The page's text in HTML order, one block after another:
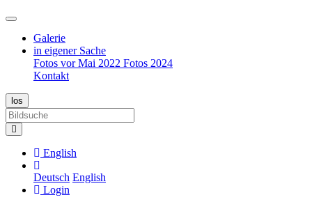
Galerie
in eigener Sache
Fotos vor Mai 2022 Fotos 2024
Kontakt
English
Deutsch English
Login